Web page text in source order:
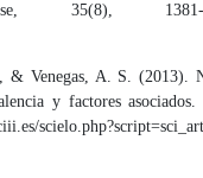
35(8), 1381-
Venegas, A. S. (2013).
y factores asociados.